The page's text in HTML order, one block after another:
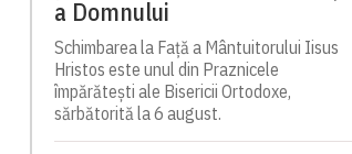
a Domnului
Schimbarea la Față a Mântuitorului Iisus
Hristos este unul din Praznicele
împărătești ale Bisericii Ortodoxe,
sărbătorită la 6 august.